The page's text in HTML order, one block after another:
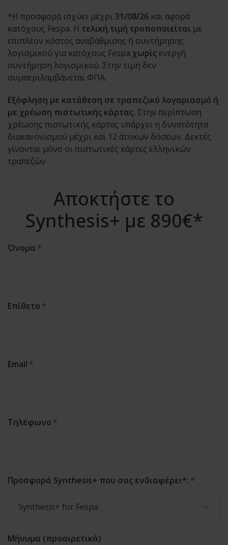
*Η προσφορά ισχύει μέχρι31/08/26 και αφορά
κατόχους Fespa. Η τελική τιμή τροποποιείται με
επιπλέον κόστος αναβάθμισης ή συντήρησης
λογισμικού για κατόχους Fespa χωρίς ενεργή
συντήρηση λογισμικού. Στην τιμή δεν
συμπεριλαμβάνεται ΦΠΑ.
Εξόφληση με κατάθεση σε τραπεζικό λογαριασμό ή
με χρέωση πιστωτικής κάρτας. Στην περίπτωση
χρέωσης πιστωτικής κάρτας υπάρχει η δυνατότητα
διακανονισμού μέχρι και 12 άτοκων δόσεων. Δεκτές
γίνονται μόνο οι πιστωτικές κάρτες ελληνικών
τραπεζών
Αποκτήστε το
Synthesis+ με 890€*
Όνομα *
Επίθετο *
Email *
Τηλέφωνο *
Προσφορά Synthesis+ που σας ενδιαφέρει*: *
Μήνυμα (προαιρετικά)